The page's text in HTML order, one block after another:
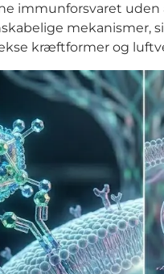
immunforsvaret
mekanismer,
kræftformer og